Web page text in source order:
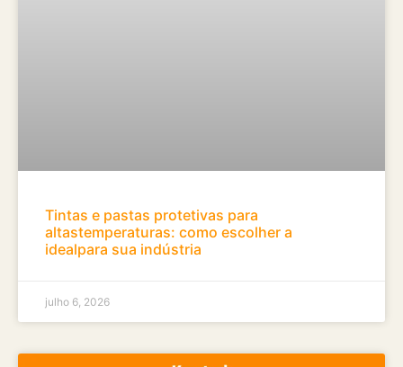
Tintas e pastas protetivas para
altastemperaturas: como escolher a
idealpara sua indústria
julho 6, 2026